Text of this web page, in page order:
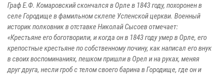
Граф Е.Ф. Комаровский скончался в Орле в 1843 году, похоронен в
селе Городище в фамильном склепе Успенской церкви. Военный
историк полковник в отставке Николай Сысоев отмечает:
«Крестьяне его боготворили, и когда он в 1843 году умер в Орле, его
крепостные крестьяне по собственному почину, как написал его внук
в своих воспоминаниях, пешком пришли в Орел и на руках, меняя
друг друга, несли гроб с телом своего барина в Городище, где он и